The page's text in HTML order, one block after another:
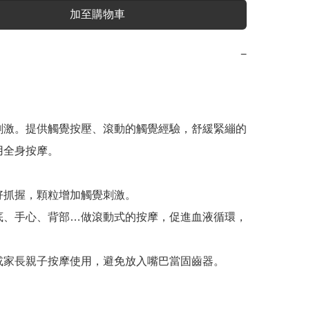
加至購物車
−
激。提供觸覺按壓、滾動的觸覺經驗，舒緩緊繃的
身按摩。
握，顆粒增加觸覺刺激。
、手心、背部…做滾動式的按摩，促進血液循環，
長親子按摩使用，避免放入嘴巴當固齒器。